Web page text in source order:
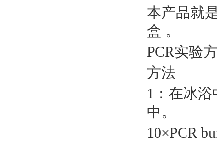
本产品就
盒 。
PCR实验
方法
1：在冰
中。
10×PCR